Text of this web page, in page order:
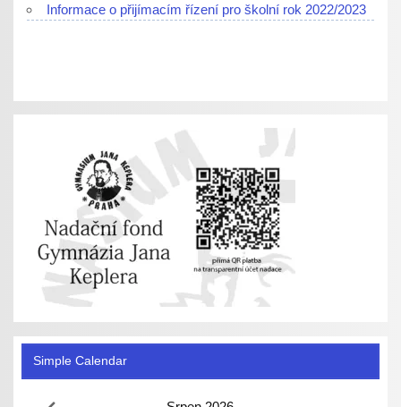
Informace o přijímacím řízení pro školní rok 2022/2023
Simple Calendar